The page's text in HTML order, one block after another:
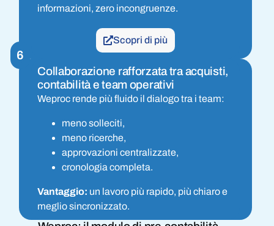
informazioni, zero incongruenze.
Scopri di più
6
Collaborazione rafforzata tra acquisti,
contabilità e team operativi
Weproc rende più fluido il dialogo tra i team:
meno solleciti,
meno ricerche,
approvazioni centralizzate,
cronologia completa.
Vantaggio: un lavoro più rapido, più chiaro e
meglio sincronizzato.